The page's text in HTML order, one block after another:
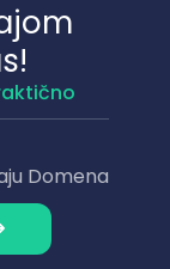
Domena